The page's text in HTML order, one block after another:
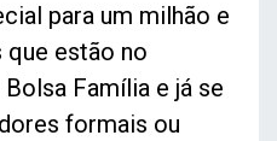
para um milhão e
que estão no
Família e já se
formais ou